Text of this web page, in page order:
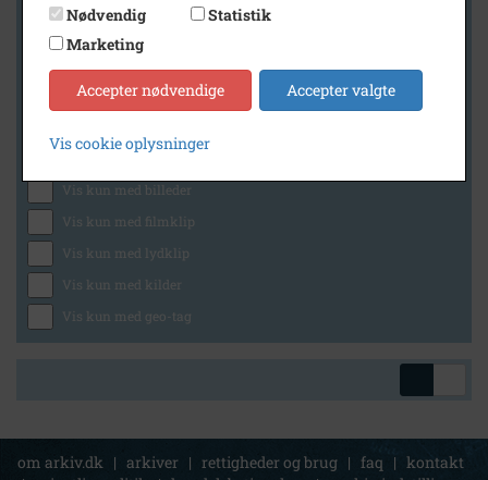
Generelt
Vis kun med billeder
Vis kun med filmklip
Vis kun med lydklip
Vis kun med kilder
Vis kun med geo-tag
om arkiv.dk | arkiver | rettigheder og brug | faq | kontakt
Nødvendig
Statistik
Marketing
Accepter nødvendige Accepter valgte
Vis cookie oplysninger